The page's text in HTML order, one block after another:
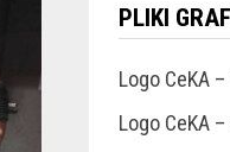
PLIKI
Logo CeKA
Logo CeKA